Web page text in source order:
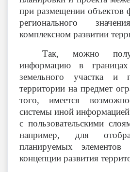
при размещении объектов
регионального
комплексном развитии
Так, можно
информацию в границах
земельного участка и
территории на предмет
того, имеется
системы иной
с пользовательскими
например, для
планируемых элементов
концепции развития